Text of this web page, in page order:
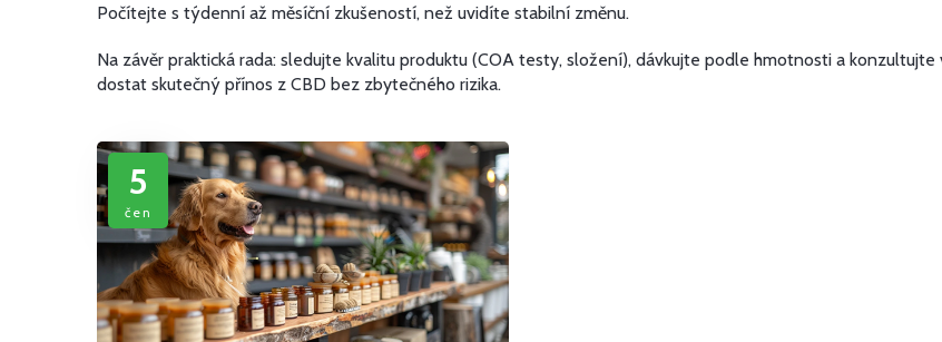
Počítejte s týdenní až měsíční zkušeností, než uvidíte stabilní změnu.
Na závěr praktická rada: sledujte kvalitu produktu (COA testy, složení), dávkujte podle hmotnosti a
dostat skutečný přínos z CBD bez zbytečného rizika.
5
čen